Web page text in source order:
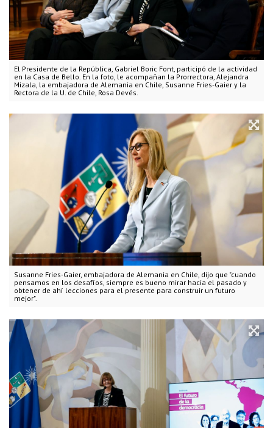
El Presidente de la República, Gabriel Boric Font, participó de la actividad
en la Casa de Bello. En la foto, le acompañan la Prorrectora, Alejandra
Mizala, la embajadora de Alemania en Chile, Susanne Fries-Gaier y la
Rectora de la U. de Chile, Rosa Devés.
Susanne Fries-Gaier, embajadora de Alemania en Chile, dijo que "cuando
pensamos en los desafíos, siempre es bueno mirar hacia el pasado y
obtener de ahí lecciones para el presente para construir un futuro
mejor".